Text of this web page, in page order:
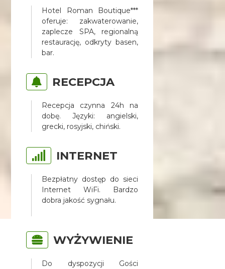
Hotel Roman Boutique***
oferuje: zakwaterowanie,
zaplecze SPA, regionalną
restaurację, odkryty basen,
bar.
RECEPCJA
Recepcja czynna 24h na
dobę. Języki: angielski,
grecki, rosyjski, chiński.
INTERNET
Bezpłatny dostęp do sieci
Internet WiFi. Bardzo
dobra jakość sygnału.
WYŻYWIENIE
Do dyspozycji Gości